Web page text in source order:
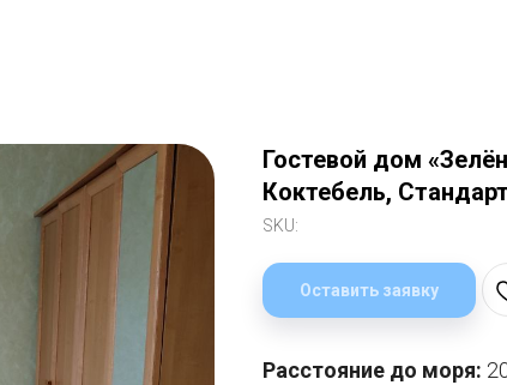
Гостевой дом
Коктебель,
SKU:
Оставить заявку
Расстояние до моря: